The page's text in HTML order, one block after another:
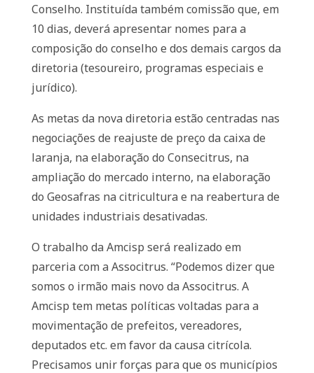
Conselho. Instituída também comissão que, em
10 dias, deverá apresentar nomes para a
composição do conselho e dos demais cargos da
diretoria (tesoureiro, programas especiais e
jurídico).
As metas da nova diretoria estão centradas nas
negociações de reajuste de preço da caixa de
laranja, na elaboração do Consecitrus, na
ampliação do mercado interno, na elaboração
do Geosafras na citricultura e na reabertura de
unidades industriais desativadas.
O trabalho da Amcisp será realizado em
parceria com a Associtrus. “Podemos dizer que
somos o irmão mais novo da Associtrus. A
Amcisp tem metas políticas voltadas para a
movimentação de prefeitos, vereadores,
deputados etc. em favor da causa citrícola.
Precisamos unir forças para que os municípios